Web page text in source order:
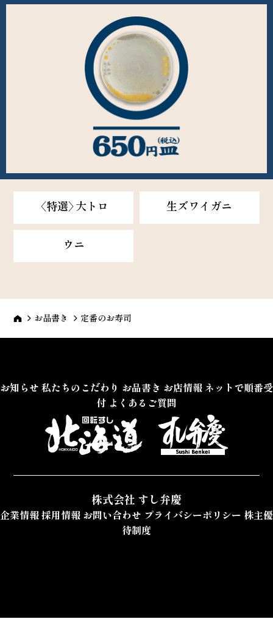
〈特選〉大トロ 生ズワイガニ
ウニ
お品書き 定番のお寿司
お知らせ 私たちのこだわり お品書き お店情報 ネットで順番受
付 よくあるご質問
株式会社 すし弁慶
企業情報 採用情報 お問い合わせ プライバシーポリシー 株主優
待制度